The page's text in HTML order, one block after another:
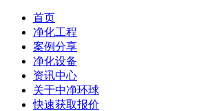
首页
净化工程
案例分享
净化设备
资讯中心
关于中净环球
快速获取报价